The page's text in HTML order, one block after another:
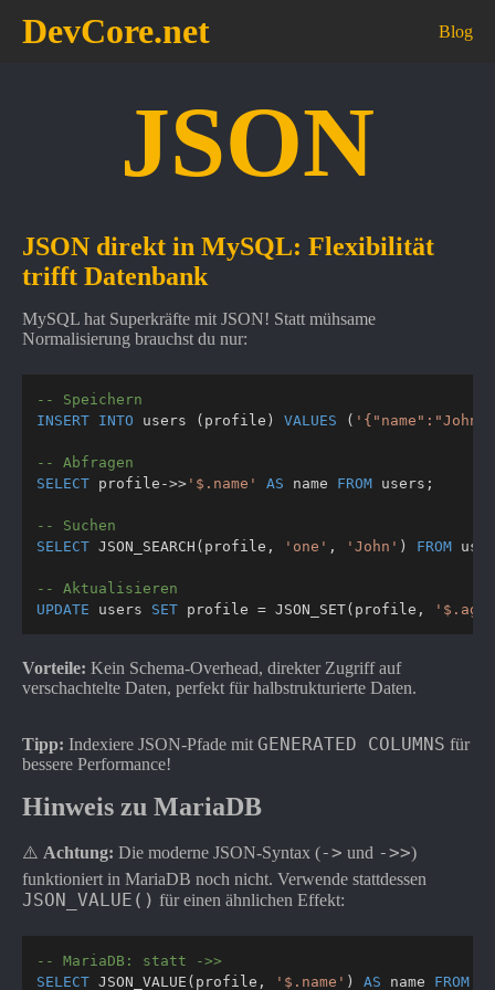
DevCore.net Blog
JSON
JSON direkt in MySQL: Flexibilität
trifft Datenbank
MySQL hat Superkräfte mit JSON! Statt mühsame
Normalisierung brauchst du nur:
-- Speichern
INSERT INTO users ( profile ) VALUES (
-- Abfragen
SELECT profile ->> '$.name' AS name FROM users ;
-- Suchen
SELECT JSON_SEARCH ( profile , 'one' , 'John' ) FROM
-- Aktualisieren
UPDATE users SET profile = JSON_SET( profile , '$.age'
Vorteile: Kein Schema-Overhead, direkter Zugriff auf
verschachtelte Daten, perfekt für halbstrukturierte Daten.
Tipp: Indexiere JSON-Pfade mit GENERATED COLUMNS für
bessere Performance!
Hinweis zu MariaDB
⚠️ Achtung: Die moderne JSON-Syntax (-> und ->>)
funktioniert in MariaDB noch nicht. Verwende stattdessen
JSON_VALUE() für einen ähnlichen Effekt:
-- MariaDB: statt ->>
SELECT JSON_VALUE ( profile , '$.name' ) AS name FROM